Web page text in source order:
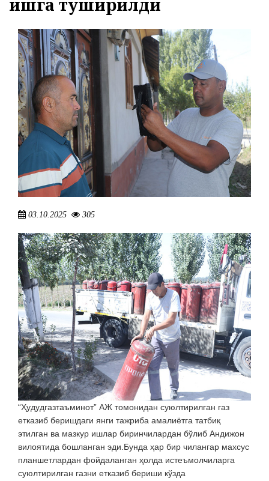
ишга туширилди
03.10.2025 305
“Ҳудудгазтаъминот” АЖ томонидан суюлтирилган газ
етказиб беришдаги янги тажриба амалиётга татбиқ
этилган ва мазкур ишлар биринчилардан бўлиб Андижон
вилоятида бошланган эди.Бунда ҳар бир чилангар махсус
планшетлардан фойдаланган ҳолда истеъмолчиларга
суюлтирилган газни етказиб бериши кўзда